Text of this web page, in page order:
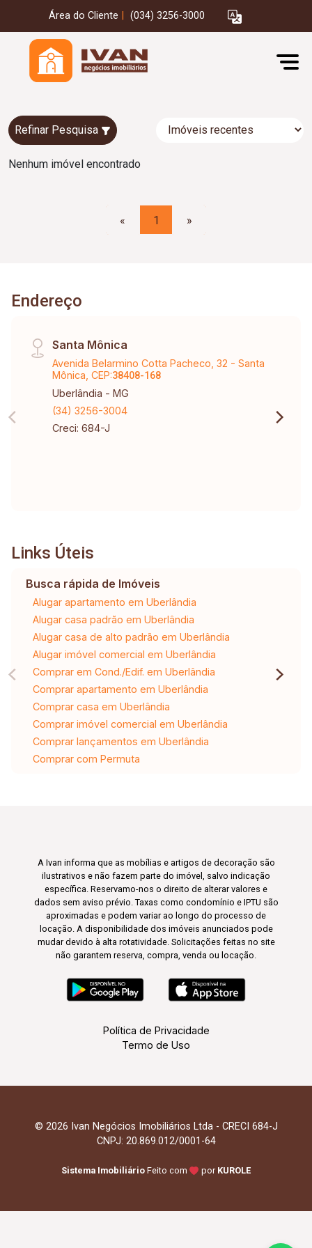
Área do Cliente (034) 3256-3000
Refinar Pesquisa
Nenhum imóvel encontrado
« 1 »
Endereço
Santa Mônica
Avenida Belarmino Cotta Pacheco, 32 - Santa
Mônica, CEP:38408-168
Uberlândia - MG
(34) 3256-3004
Creci: 684-J
Links Úteis
Busca rápida de Imóveis
Alugar apartamento em Uberlândia
Alugar casa padrão em Uberlândia
Alugar casa de alto padrão em Uberlândia
Alugar imóvel comercial em Uberlândia
Comprar em Cond./Edif. em Uberlândia
Comprar apartamento em Uberlândia
Comprar casa em Uberlândia
Comprar imóvel comercial em Uberlândia
Comprar lançamentos em Uberlândia
Comprar com Permuta
A Ivan informa que as mobílias e artigos de decoração são
ilustrativos e não fazem parte do imóvel, salvo indicação
específica. Reservamo-nos o direito de alterar valores e
dados sem aviso prévio. Taxas como condomínio e IPTU são
aproximadas e podem variar ao longo do processo de
locação. A disponibilidade dos imóveis anunciados pode
mudar devido à alta rotatividade. Solicitações feitas no site
não garantem reserva, compra, venda ou locação.
Política de Privacidade
Termo de Uso
© 2026 Ivan Negócios Imobiliários Ltda - CRECI 684-J
CNPJ: 20.869.012/0001-64
Sistema Imobiliário Feito com por KUROLE